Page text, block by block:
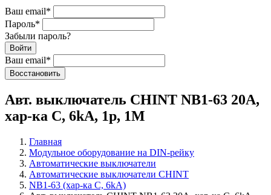
Ваш email*
Пароль*
Забыли пароль?
Войти
Ваш email*
Воcстановить
Авт. выключатель CHINT NB1-63 20А,
хар-ка С, 6kA, 1p, 1M
Главная
Модульное оборудование на DIN-рейку
Автоматические выключатели
Автоматические выключатели CHINT
NB1-63 (хар-ка С, 6kA)